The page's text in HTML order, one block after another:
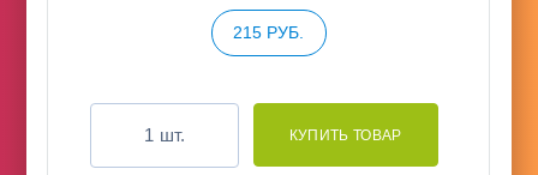
215 РУБ.
шт.